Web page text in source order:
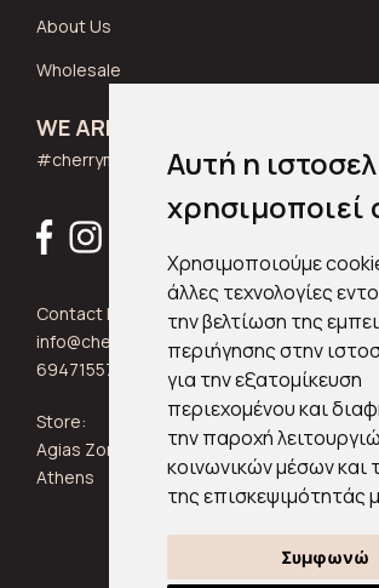
Αυτή η
Χρησιμοποιούμε
άλλες τεχνολογίες
την βελτίωση της
περιήγησης στην
για την εξατομίκευση
περιεχομένου και
την παροχή
κοινωνικών μέσων και
της επισκεψιμότητάς
Συμφωνώ
About Us
Wholesale
WE ARE SOCIAL
#cherrymuse_wear
Contact Info:
info@cherrymuse.com
6947155705
Store:
Agias Zonis 24, Kypseli 11361
Athens